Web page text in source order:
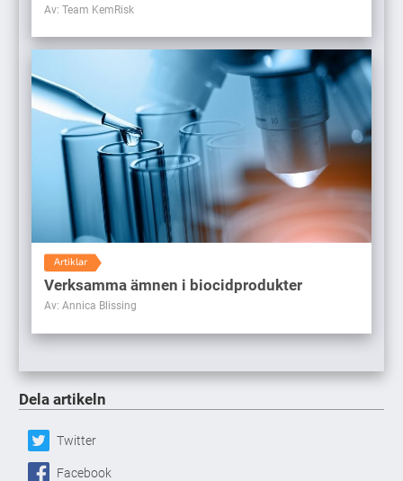
Av: Team KemRisk
Artiklar
Verksamma ämnen i biocidprodukter
Av: Annica Blissing
Dela artikeln
Twitter
Facebook